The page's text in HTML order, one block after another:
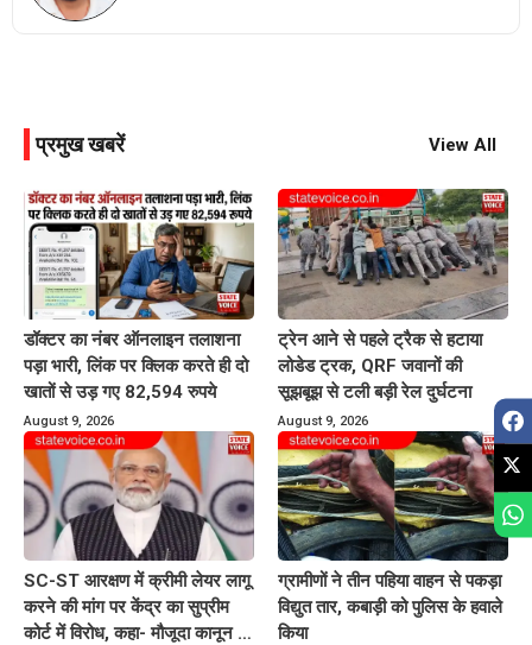
प्रमुख खबरें View All
डॉक्टर का नंबर ऑनलाइन तलाशना
पड़ा भारी, लिंक पर क्लिक करते ही दो
खातों से उड़ गए 82,594 रुपये
August 9, 2026
ट्रेन आने से पहले ट्रैक से हटाया
लोडेड ट्रक, QRF जवानों की
सूझबूझ से टली बड़ी रेल दुर्घटना
August 9, 2026
SC-ST आरक्षण में क्रीमी लेयर लागू
करने की मांग पर केंद्र का सुप्रीम
कोर्ट में विरोध, कहा- मौजूदा कानून में
ग्रामीणों ने तीन पहिया वाहन से पकड़ा
विद्युत तार, कबाड़ी को पुलिस के हवाले
किया